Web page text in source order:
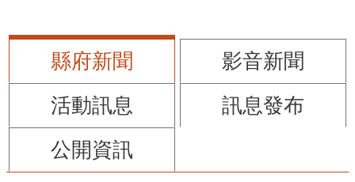
縣府新聞
影音新聞
活動訊息
訊息發布
公開資訊